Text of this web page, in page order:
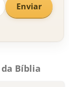
Enviar
Bíblia